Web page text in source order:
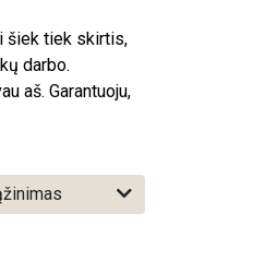
šiek tiek skirtis,
darbo.
aš. Garantuoju,